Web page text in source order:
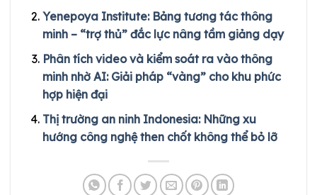
Yenepoya Institute: Bảng tương tác thông
minh – “trợ thủ” đắc lực nâng tầm giảng dạy
Phân tích video và kiểm soát ra vào thông
minh nhờ AI: Giải pháp “vàng” cho khu phức
hợp hiện đại
Thị trường an ninh Indonesia: Những xu
hướng công nghệ then chốt không thể bỏ lỡ